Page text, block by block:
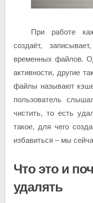
При работе
создаёт,
временных файлов.
активности, другие
файлы называют
пользователь
чистить, то есть
такое, для чего
избавиться – мы
Что это и
удалять